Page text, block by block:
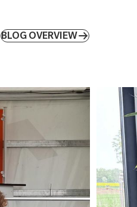
BLOG OVERVIEW